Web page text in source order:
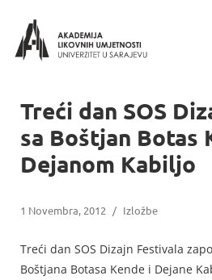
Treći dan SOS
sa Boštjan Botas
Dejanom Kabiljo
1 Novembra, 2012 / Izložbe
Treći dan SOS Dizajn Festivala
Boštjana Botasa Kende i Dejane